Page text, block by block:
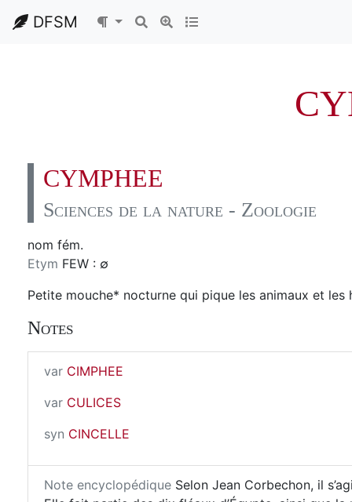
DFSM
CYMPHEE
Sciences de la nature - Zoologie
nom fém.
Etym FEW : ∅
Petite mouche* nocturne qui pique les animaux et les
Notes
var CIMPHEE
var CULICES
syn CINCELLE
Note encyclopédique Selon Jean Corbechon, il